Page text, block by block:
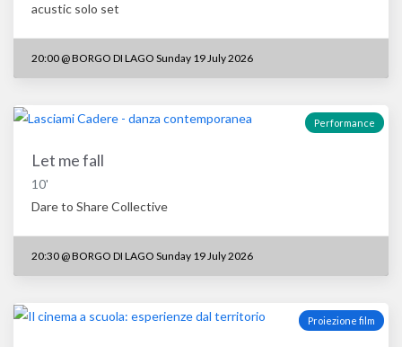
acustic solo set
20:00 @BORGO DI LAGO Sunday 19 July 2026
Performance
Let me fall
10'
Dare to Share Collective
20:30 @BORGO DI LAGO Sunday 19 July 2026
Proiezione film